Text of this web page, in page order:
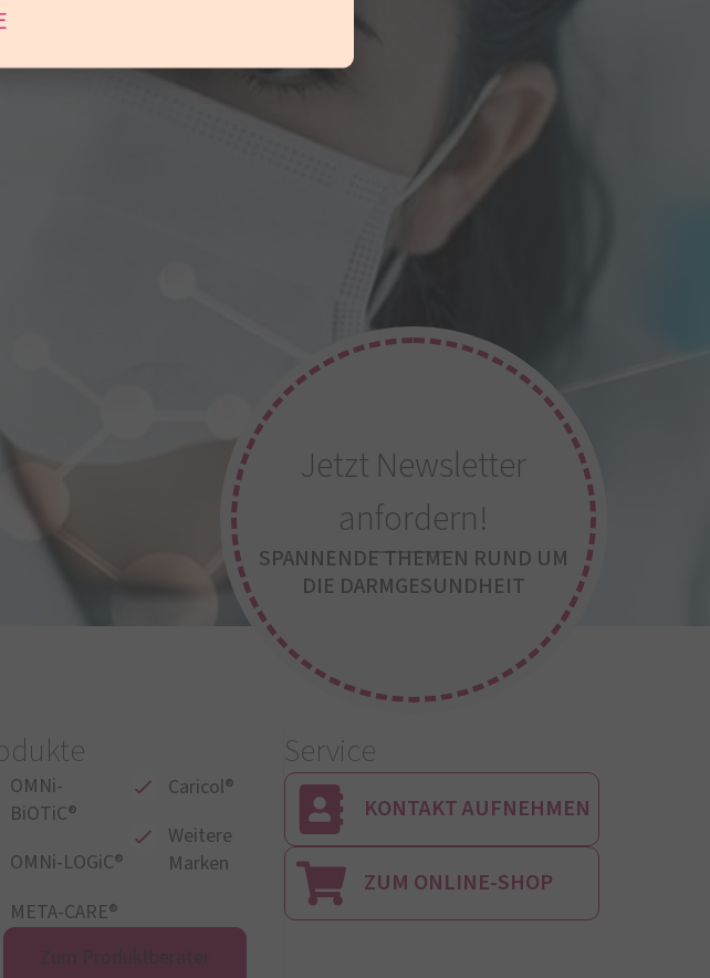
Jetzt Newsletter
anfordern!
SPANNENDE THEMEN RUND UM
DIE DARMGESUNDHEIT
OMNi-
BiOTiC®
OMNi-LOGiC®
META-CARE®
Caricol®
Weitere
Marken
Zum Produktberater
Service
KONTAKT AUFNEHMEN
ZUM ONLINE-SHOP